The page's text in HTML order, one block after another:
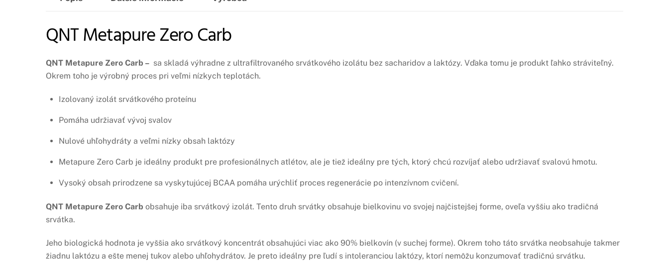
QNT Metapure Zero Carb
QNT Metapure Zero Carb – sa skladá výhradne z ultrafiltrovaného srvátkového izolátu bez sacharidov a laktózy. Vďaka tomu je produkt ľahko stráviteľný.
Okrem toho je výrobný proces pri veľmi nízkych teplotách.
Izolovaný izolát srvátkového proteínu
Pomáha udržiavať vývoj svalov
Nulové uhľohydráty a veľmi nízky obsah laktózy
Metapure Zero Carb je ideálny produkt pre profesionálnych atlétov, ale je tiež ideálny pre tých, ktorý chcú rozvíjať alebo udržiavať svalovú hmotu.
Vysoký obsah prirodzene sa vyskytujúcej BCAA pomáha urýchliť proces regenerácie po intenzívnom cvičení.
QNT Metapure Zero Carb obsahuje iba srvátkový izolát. Tento druh srvátky obsahuje bielkovinu vo svojej najčistejšej forme, oveľa vyššiu ako tradičná
srvátka.
Jeho biologická hodnota je vyššia ako srvátkový koncentrát obsahujúci viac ako 90% bielkovín (v suchej forme). Okrem toho táto srvátka neobsahuje takmer
žiadnu laktózu a ešte menej tukov alebo uhľohydrátov. Je preto ideálny pre ľudí s intoleranciou laktózy, ktorí nemôžu konzumovať tradičnú srvátku.